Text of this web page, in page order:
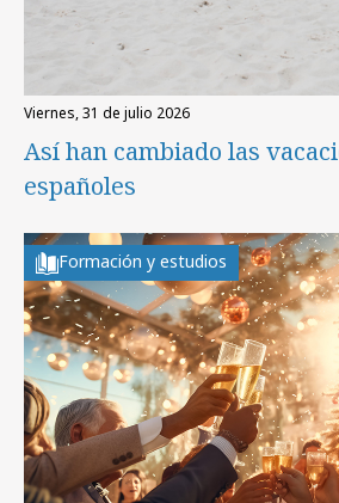
viernes, 31 de julio 2026
Así han cambiado las
españoles
Formación y estudios